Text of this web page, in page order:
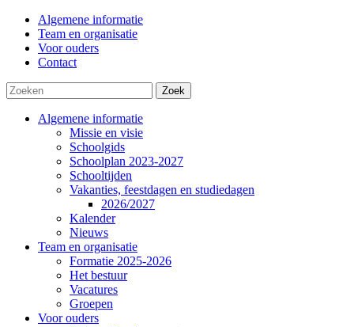
Algemene informatie
Team en organisatie
Voor ouders
Contact
Zoek
Algemene informatie
Missie en visie
Schoolgids
Schoolplan 2023-2027
Schooltijden
Vakanties, feestdagen en studiedagen
2026/2027
Kalender
Nieuws
Team en organisatie
Formatie 2025-2026
Het bestuur
Vacatures
Groepen
Voor ouders